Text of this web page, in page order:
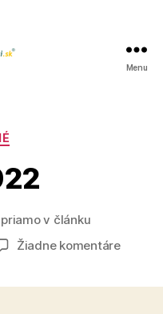
Menu
v článku
Žiadne komentárena